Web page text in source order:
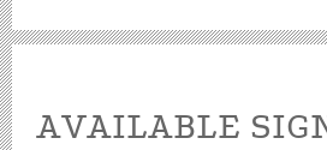
AVAILABLE